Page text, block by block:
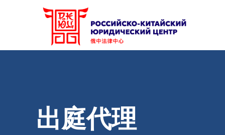
出庭代理